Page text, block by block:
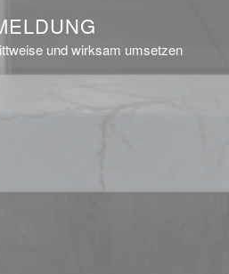
und wirksam umsetzen